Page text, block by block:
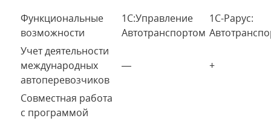
Функциональные
возможности
1С:Управление
Автотранспортом
1С-Рарус:
Учет деятельности
международных
автоперевозчиков
— +
Совместная работа
с программой